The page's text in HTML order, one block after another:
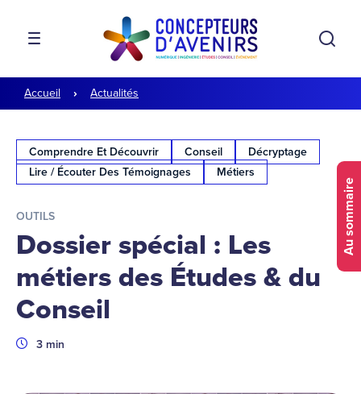
Aller au contenu
Aller à la navigation
MENU
Accueil Actualités
Au sommaire
Comprendre Et Découvrir Conseil
Décryptage
Lire / Écouter Des Témoignages
Métiers
OUTILS
Dossier spécial : Les
métiers des Études & du
Conseil
Durée
3 min